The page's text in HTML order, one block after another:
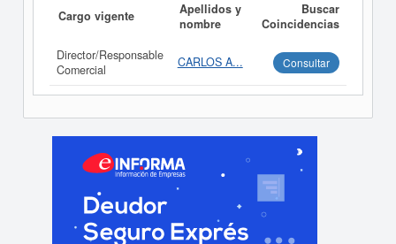
Cargo vigente
Apellidos y
nombre
Buscar
Coincidencias
Director/Responsable
Comercial
CARLOS A... Consultar